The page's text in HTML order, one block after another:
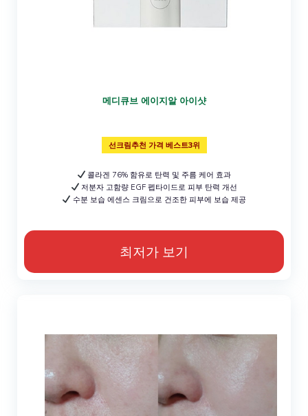
메디큐브 에이지알 아이샷
선크림추천 가격 베스트3위
콜라겐 76% 함유로 탄력 및 주름 케어 효과
저분자 고함량 EGF 펩타이드로 피부 탄력 개선
수분 보습 에센스 크림으로 건조한 피부에 보습 제공
최저가 보기